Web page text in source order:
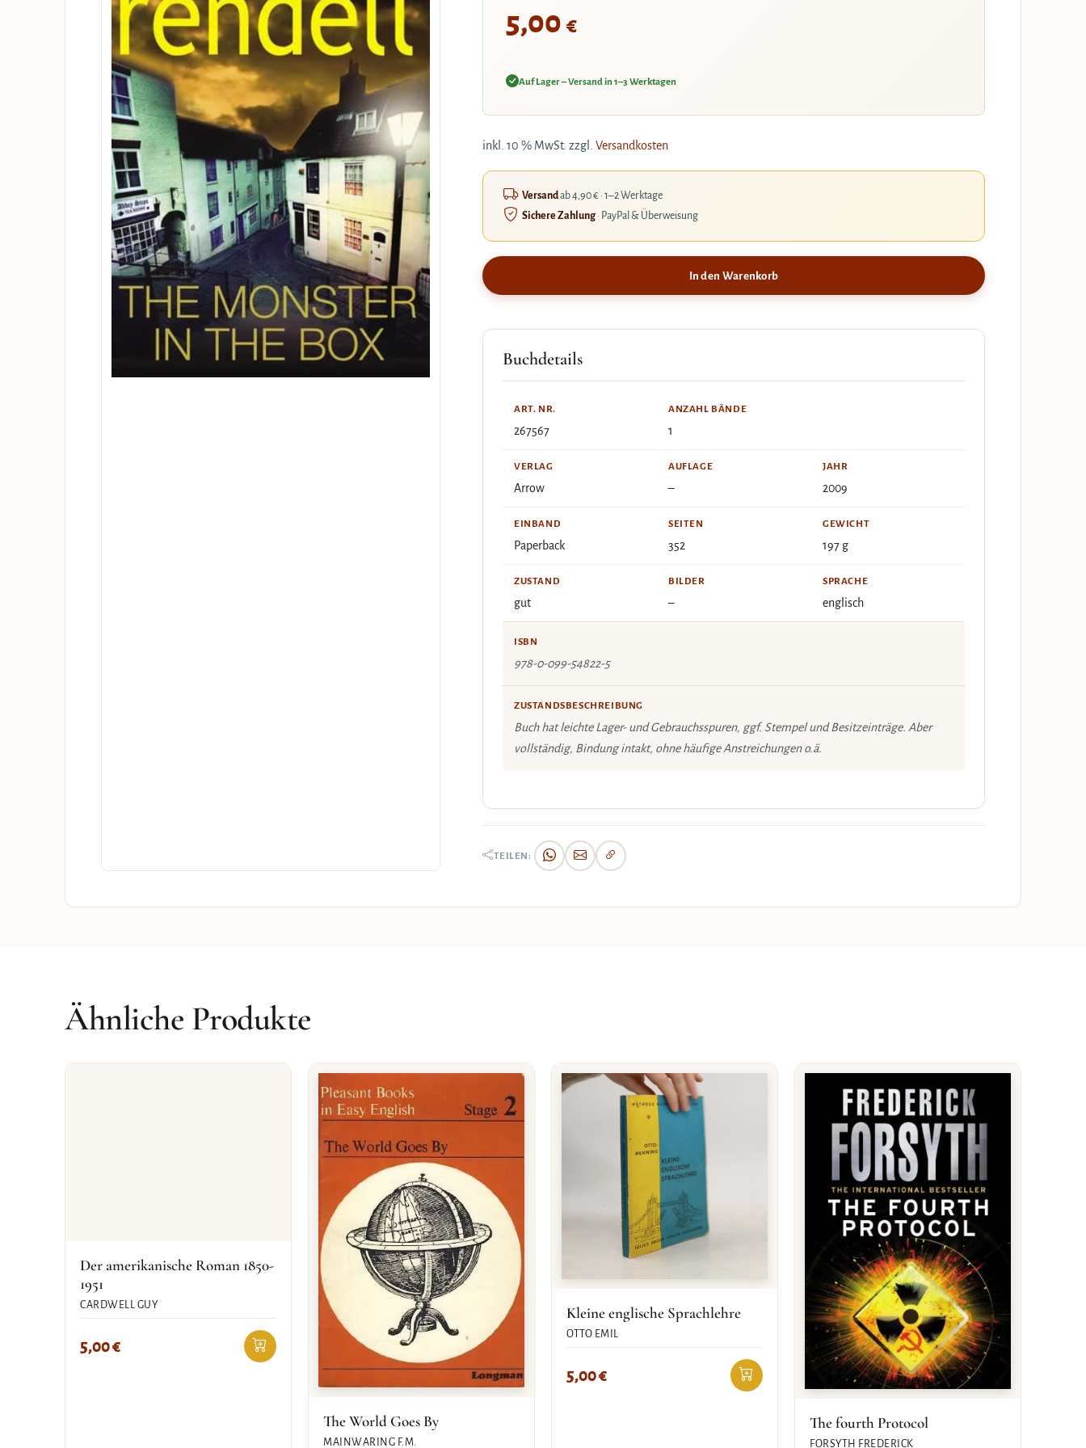
5,00 €
Auf Lager – Versand in 1–3 Werktagen
inkl. 10 % MwSt. zzgl. Versandkosten
Versandab 4,90 € · 1–2 Werktage
Sichere Zahlung· PayPal & Überweisung
In den Warenkorb
Buchdetails
ART. NR.
267567
ANZAHL BÄNDE
1
VERLAG
Arrow
AUFLAGE
–
JAHR
2009
EINBAND
Paperback
SEITEN
352
GEWICHT
197 g
ZUSTAND
gut
BILDER
–
SPRACHE
englisch
ISBN
978-0-099-54822-5
ZUSTANDSBESCHREIBUNG
Buch hat leichte Lager- und Gebrauchsspuren, ggf. Stempel und Besitzeinträge. Aber
vollständig, Bindung intakt, ohne häufige Anstreichungen o.ä.
TEILEN:
Ähnliche Produkte
Der amerikanische Roman 1850-
1951
CARDWELL GUY
5,00€
The World Goes By
MAINWARING F.M.
Kleine englische Sprachlehre
OTTO EMIL
5,00€
The fourth Protocol
FORSYTH FREDERICK